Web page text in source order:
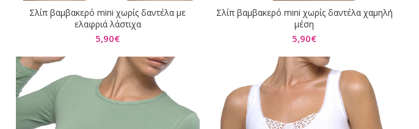
ΕΠΙΛΟΓΉ
Σλίπ βαμβακερό mini χωρίς δαντέλα με
ελαφριά λάστιχα
5,90€
ΕΠΙΛΟΓΉ
Σλίπ βαμβακερό mini χωρίς δαντέλα χαμηλή
μέση
5,90€